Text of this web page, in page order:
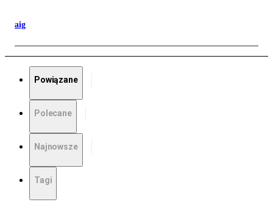
aig
Powiązane
Polecane
Najnowsze
Tagi